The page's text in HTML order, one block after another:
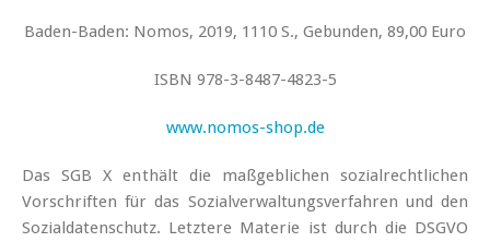
Baden-Baden: Nomos, 2019, 1110 S., Gebunden, 89,00 Euro
ISBN 978-3-8487-4823-5
www.nomos-shop.de
Das SGB X enthält die maßgeblichen sozialrechtlichen
Vorschriften für das Sozialverwaltungsverfahren und den
Sozialdatenschutz. Letztere Materie ist durch die DSGVO